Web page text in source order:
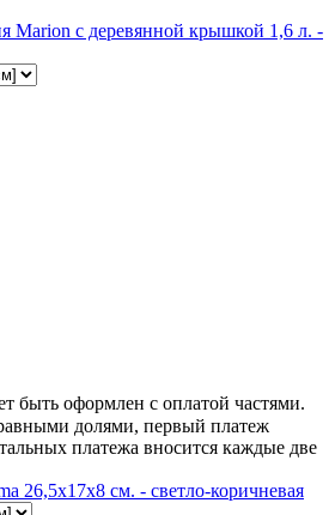
Marion с деревянной крышкой 1,6 л. -
быть оформлен с оплатой частями.
долями, первый платеж
платежа вносится каждые две
26,5x17x8 см. - светло-коричневая